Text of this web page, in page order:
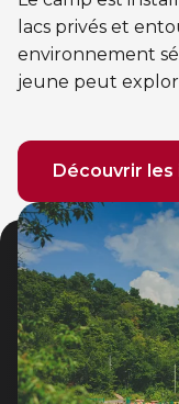
lacs privés et
environnement
jeune peut
Découvrir les